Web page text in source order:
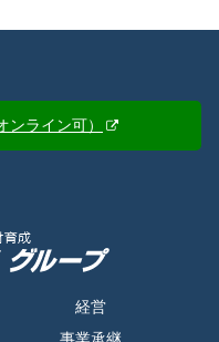
ンライン可）
経営